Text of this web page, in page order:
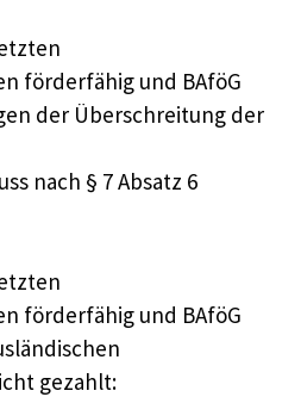
förderfähig und BAföG
der Überschreitung der
nach § 7 Absatz 6
förderfähig und BAföG
gezahlt: